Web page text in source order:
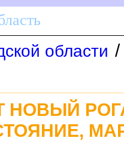
области /
НОВЫЙ